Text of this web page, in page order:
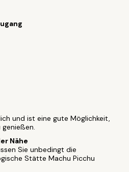
und ist eine gute Möglichkeit,
genießen.
Nähe
Sie unbedingt die
Stätte Machu Picchu